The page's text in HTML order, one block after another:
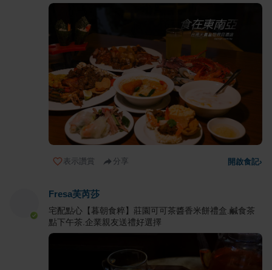
表示讚賞 分享 開啟食記›
Fresa芙芮莎
宅配點心【暮朝食粹】莊園可可茶醬香米餅禮盒.鹹食茶
點下午茶.企業親友送禮好選擇